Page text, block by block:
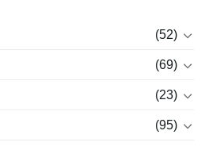
(52)
(69)
(23)
(95)